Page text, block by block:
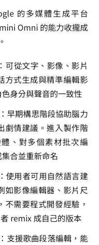
的多媒體生成平台
Omni 的能力收攏成
可從文字、影像、影片
方式生成與精準編輯影
身分與聲音的一致性
：早期構思階段協助腦力
劇情建議。進入製作階
、對多個素材批次編
合並重新命名
：使用者可用自然語言建
如影像編輯器、影片尺
需要程式開發經驗，
remix 成自己的版本
：支援歌曲段落編輯，能